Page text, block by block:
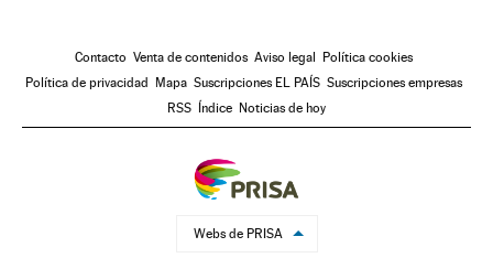
Contacto Venta de contenidos Aviso legal
Política cookies
Política de privacidad
Mapa Suscripciones EL PAÍS Suscripciones empresas
RSS
Índice Noticias de hoy
Webs de PRISA